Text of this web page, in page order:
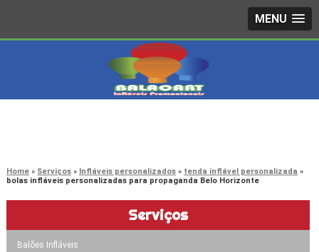
MENU
Home Serviços Infláveis personalizados
tenda inflável personalizada
bolas infláveis personalizadas para propaganda Belo Horizonte
Serviços
Balões Infláveis